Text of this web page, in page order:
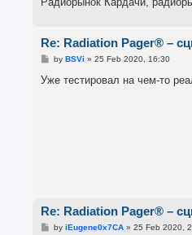
Re: Radiation Pager® –
P
s
by BSVi » 25 Feb 2020, 16:30
Уже тестировал на чем-то
Re: Radiation Pager® –
Pby iEugene0x7CA» 25 Feb 2020,